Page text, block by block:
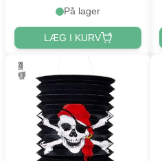
På lager
LÆG I KURV